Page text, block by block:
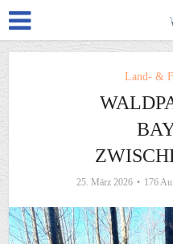
Land- &
25. März 2026 176